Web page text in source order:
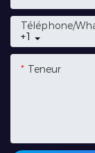
+1
Téléphone/
Teneur